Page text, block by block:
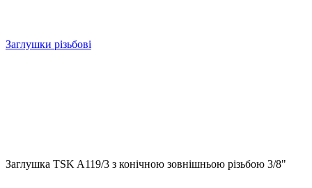
Заглушки різьбові
Заглушка TSK A119/3 з конічною зовнішньою різьбою 3/8"